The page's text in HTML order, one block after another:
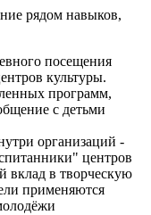
рядом навыков,
посещения
культуры.
программ,
с детьми
организаций -
центров
вклад в творческую
применяются